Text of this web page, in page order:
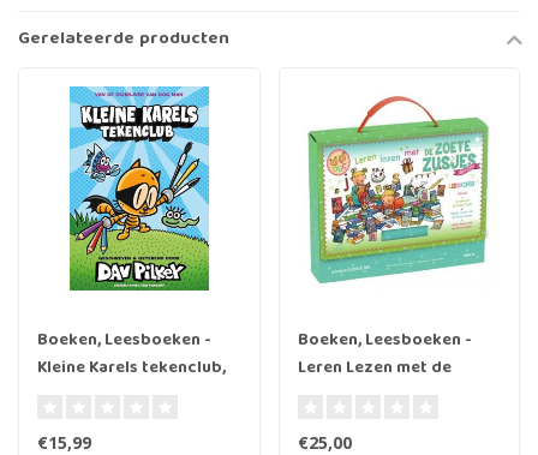
Gerelateerde producten
Boeken, Leesboeken -
Kleine Karels tekenclub,
€15,99
Boeken, Leesboeken -
Leren Lezen met de
€25,00